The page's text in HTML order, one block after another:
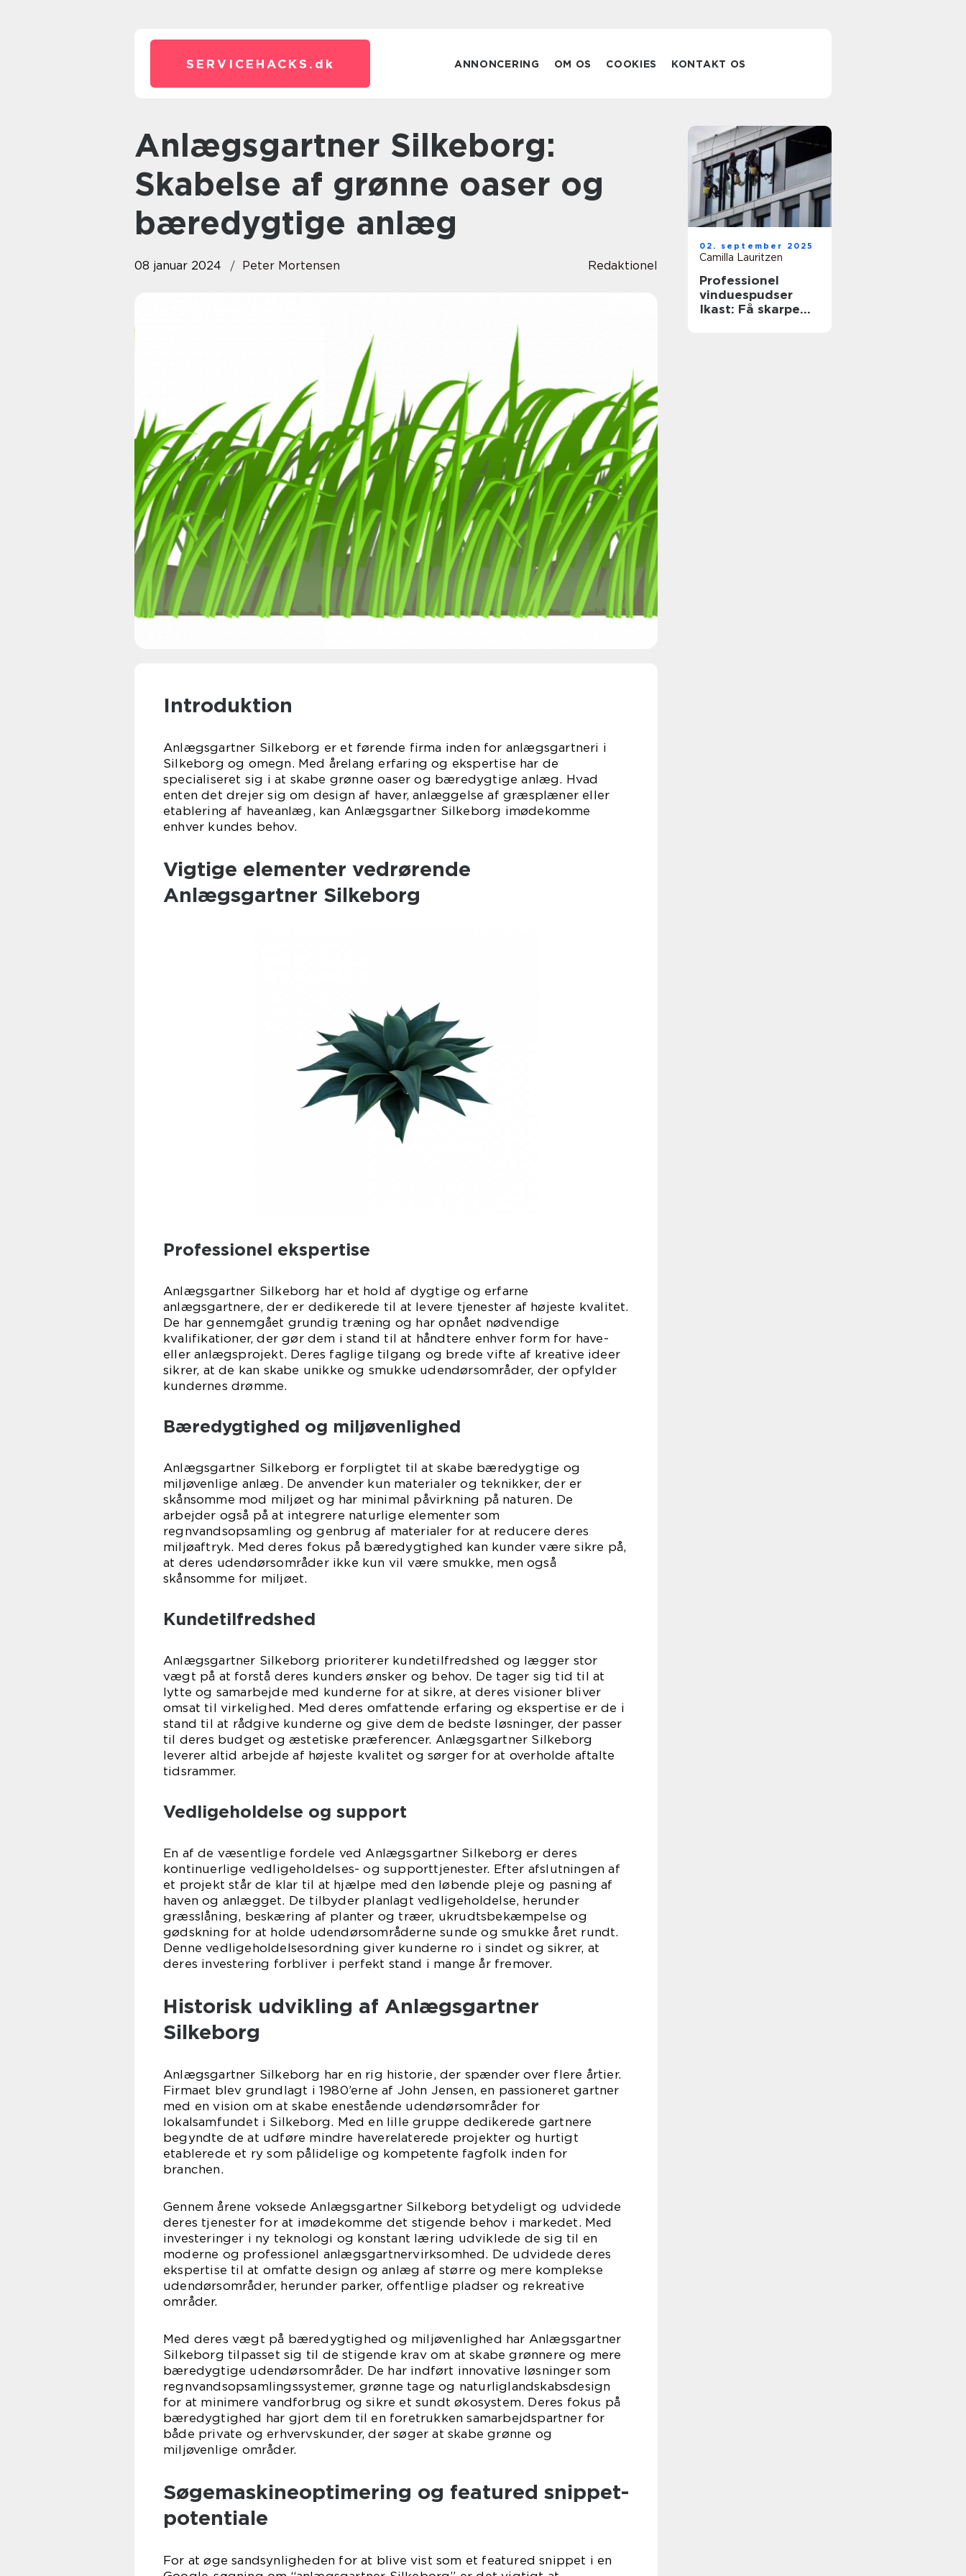
SERVICEHACKS. dk ANNONCERING OM OS COOKIES KONTAKT OS
Anlægsgartner Silkeborg:
Skabelse af grønne oaser og
bæredygtige anlæg
08 januar 2024 Peter Mortensen Redaktionel
Introduktion
Anlægsgartner Silkeborg er et førende firma inden for anlægsgartneri i
Silkeborg og omegn. Med årelang erfaring og ekspertise har de
specialiseret sig i at skabe grønne oaser og bæredygtige anlæg. Hvad
enten det drejer sig om design af haver, anlæggelse af græsplæner eller
etablering af haveanlæg, kan Anlægsgartner Silkeborg imødekomme
enhver kundes behov.
Vigtige elementer vedrørende
Anlægsgartner Silkeborg
Professionel ekspertise
Anlægsgartner Silkeborg har et hold af dygtige og erfarne
anlægsgartnere, der er dedikerede til at levere tjenester af højeste kvalitet.
De har gennemgået grundig træning og har opnået nødvendige
kvalifikationer, der gør dem i stand til at håndtere enhver form for have-
eller anlægsprojekt. Deres faglige tilgang og brede vifte af kreative ideer
sikrer, at de kan skabe unikke og smukke udendørsområder, der opfylder
kundernes drømme.
Bæredygtighed og miljøvenlighed
Anlægsgartner Silkeborg er forpligtet til at skabe bæredygtige og
miljøvenlige anlæg. De anvender kun materialer og teknikker, der er
skånsomme mod miljøet og har minimal påvirkning på naturen. De
arbejder også på at integrere naturlige elementer som
regnvandsopsamling og genbrug af materialer for at reducere deres
miljøaftryk. Med deres fokus på bæredygtighed kan kunder være sikre på,
at deres udendørsområder ikke kun vil være smukke, men også
skånsomme for miljøet.
Kundetilfredshed
Anlægsgartner Silkeborg prioriterer kundetilfredshed og lægger stor
vægt på at forstå deres kunders ønsker og behov. De tager sig tid til at
lytte og samarbejde med kunderne for at sikre, at deres visioner bliver
omsat til virkelighed. Med deres omfattende erfaring og ekspertise er de i
stand til at rådgive kunderne og give dem de bedste løsninger, der passer
til deres budget og æstetiske præferencer. Anlægsgartner Silkeborg
leverer altid arbejde af højeste kvalitet og sørger for at overholde aftalte
tidsrammer.
Vedligeholdelse og support
En af de væsentlige fordele ved Anlægsgartner Silkeborg er deres
kontinuerlige vedligeholdelses- og supporttjenester. Efter afslutningen af
et projekt står de klar til at hjælpe med den løbende pleje og pasning af
haven og anlægget. De tilbyder planlagt vedligeholdelse, herunder
græsslåning, beskæring af planter og træer, ukrudtsbekæmpelse og
gødskning for at holde udendørsområderne sunde og smukke året rundt.
Denne vedligeholdelsesordning giver kunderne ro i sindet og sikrer, at
deres investering forbliver i perfekt stand i mange år fremover.
Historisk udvikling af Anlægsgartner
Silkeborg
Anlægsgartner Silkeborg har en rig historie, der spænder over flere årtier.
Firmaet blev grundlagt i 1980’erne af John Jensen, en passioneret gartner
med en vision om at skabe enestående udendørsområder for
lokalsamfundet i Silkeborg. Med en lille gruppe dedikerede gartnere
begyndte de at udføre mindre haverelaterede projekter og hurtigt
etablerede et ry som pålidelige og kompetente fagfolk inden for
branchen.
Gennem årene voksede Anlægsgartner Silkeborg betydeligt og udvidede
deres tjenester for at imødekomme det stigende behov i markedet. Med
investeringer i ny teknologi og konstant læring udviklede de sig til en
moderne og professionel anlægsgartnervirksomhed. De udvidede deres
ekspertise til at omfatte design og anlæg af større og mere komplekse
udendørsområder, herunder parker, offentlige pladser og rekreative
områder.
Med deres vægt på bæredygtighed og miljøvenlighed har Anlægsgartner
Silkeborg tilpasset sig til de stigende krav om at skabe grønnere og mere
bæredygtige udendørsområder. De har indført innovative løsninger som
regnvandsopsamlingssystemer, grønne tage og naturliglandskabsdesign
for at minimere vandforbrug og sikre et sundt økosystem. Deres fokus på
bæredygtighed har gjort dem til en foretrukken samarbejdspartner for
både private og erhvervskunder, der søger at skabe grønne og
miljøvenlige områder.
Søgemaskineoptimering og featured snippet-
potentiale
For at øge sandsynligheden for at blive vist som et featured snippet i en
02. september 2025
Camilla Lauritzen
Professionel
vinduespudser
Ikast: Få skarpe